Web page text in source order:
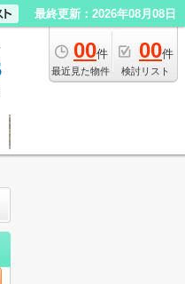
最終更新：2026年08月08日
00件
最近見た物件
00件
検討リスト